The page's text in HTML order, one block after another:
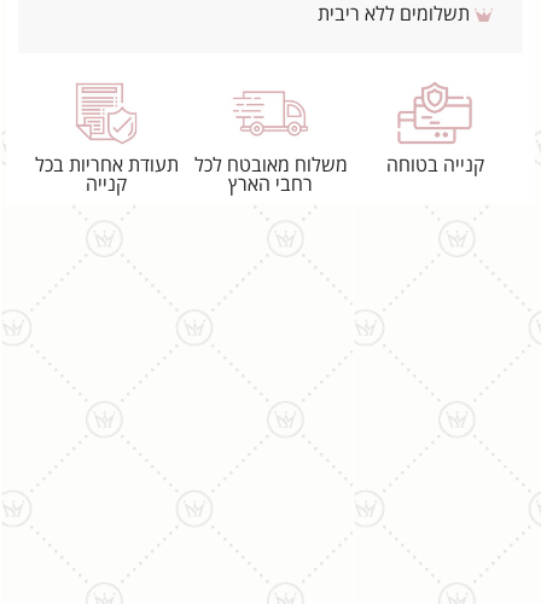
תשלומים ללא ריבית
קנייה בטוחה
משלוח מאובטח לכל
רחבי הארץ
תעודת אחריות בכל
קנייה